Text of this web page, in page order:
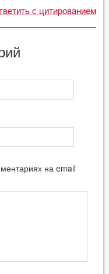
с цитированием
на email